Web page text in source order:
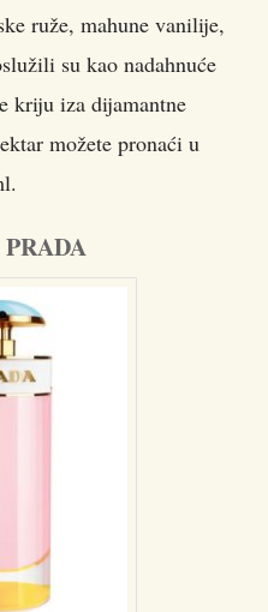
ruže, mahune vanilije,
su kao nadahnuće
kriju iza dijamantne
možete pronaći u